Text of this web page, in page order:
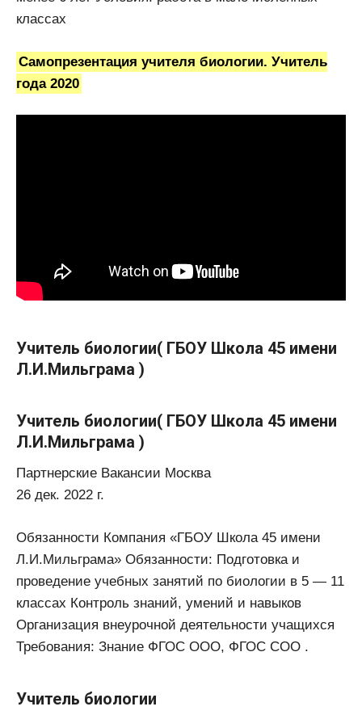
классах
Самопрезентация учителя биологии. Учитель
года 2020
Учитель биологии( ГБОУ Школа 45 имени
Л.И.Мильграма )
Учитель биологии( ГБОУ Школа 45 имени
Л.И.Мильграма )
Партнерские Вакансии Москва
26 дек. 2022 г.
Обязанности Компания «ГБОУ Школа 45 имени
Л.И.Мильграма» Обязанности: Подготовка и
проведение учебных занятий по биологии в 5 — 11
классах Контроль знаний, умений и навыков
Организация внеурочной деятельности учащихся
Требования: Знание ФГОС ООО, ФГОС СОО .
Учитель биологии